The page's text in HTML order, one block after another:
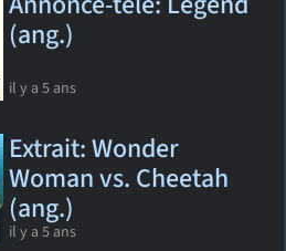
(ang.)
il y a 5 ans
Extrait: Wonder
Woman vs. Cheetah
(ang.)
il y a 5 ans